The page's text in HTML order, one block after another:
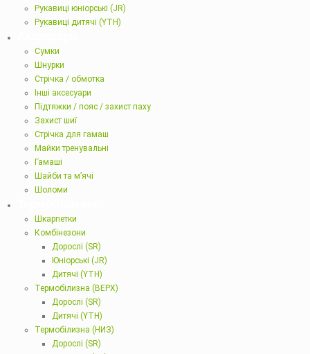
Рукавиці юніорські (JR)
Рукавиці дитячі (YTH)
Сумки
Шнурки
Стрічка / обмотка
Інші аксесуари
Підтяжки / пояс / захист паху
Захист шиї
Стрічка для гамаш
Майки тренувальні
Гамаші
Шайби та м’ячі
Шоломи
Шкарпетки
Комбінезони
Дорослі (SR)
Юніорські (JR)
Дитячі (YTH)
Термобілизна (ВЕРХ)
Дорослі (SR)
Дитячі (YTH)
Термобілизна (НИЗ)
Дорослі (SR)